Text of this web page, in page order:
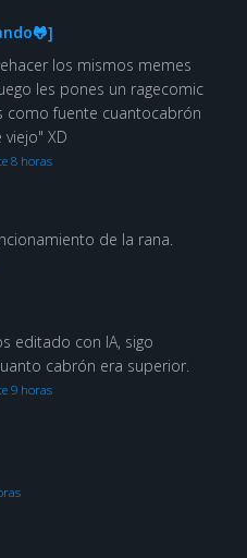
los mismos memes
les pones un ragecomic
como fuente cuantocabrón
XD
8 horas
de la rana.
editado con IA, sigo
cabrón era superior.
9 horas